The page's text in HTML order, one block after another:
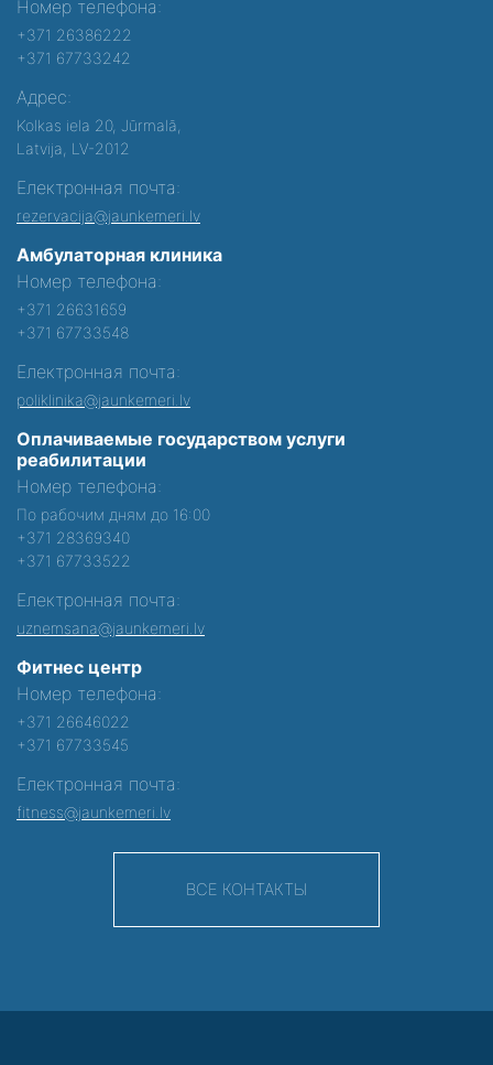
Номер телефона:
+371 26386222
+371 67733242
Адрес:
Kolkas iela 20, Jūrmalā,
Latvija, LV-2012
Електронная почта:
rezervacija@jaunkemeri.lv
Амбулаторная клиника
Номер телефона:
+371 26631659
+371 67733548
Електронная почта:
poliklinika@jaunkemeri.lv
Оплачиваемые государством услуги
реабилитации
Номер телефона:
По рабочим дням до 16:00
+371 28369340
+371 67733522
Електронная почта:
uznemsana@jaunkemeri.lv
Фитнес центр
Номер телефона:
+371 26646022
+371 67733545
Електронная почта:
fitness@jaunkemeri.lv
ВСЕ КОНТАКТЫ